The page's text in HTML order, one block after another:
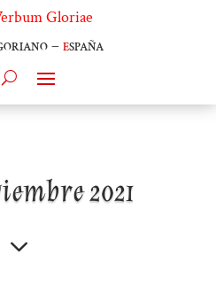
–españa
2021
3